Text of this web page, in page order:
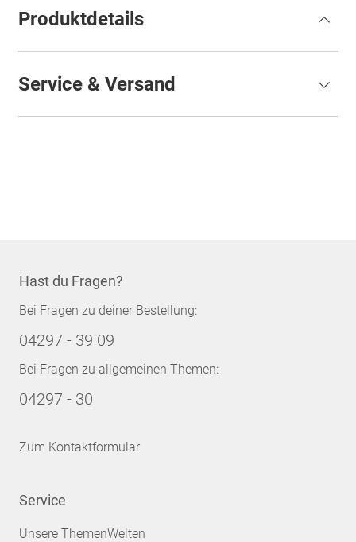
Produktdetails
Service & Versand
Hast du Fragen?
Bei Fragen zu deiner Bestellung:
04297 - 39 09
Bei Fragen zu allgemeinen Themen:
04297 - 30
Zum Kontaktformular
Service
Unsere ThemenWelten